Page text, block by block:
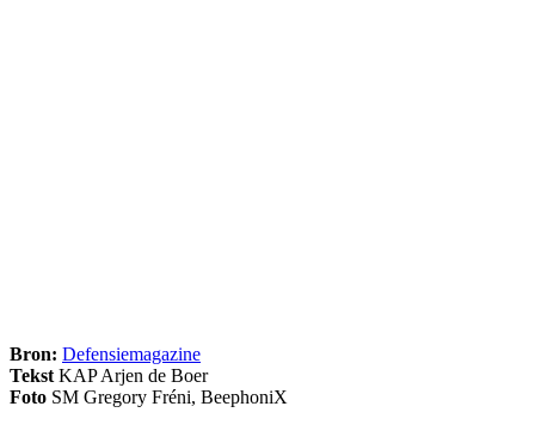
Bron: Defensiemagazine
TekstKAP Arjen de Boer
Foto SM Gregory Fréni, BeephoniX